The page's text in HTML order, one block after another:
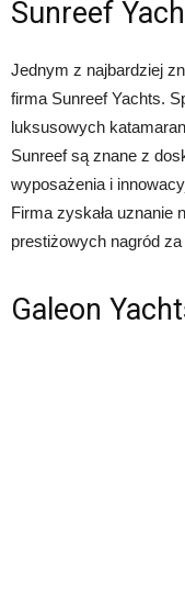
Sunreef
Jednym z najbardziej
firma Sunreef Yachts.
luksusowych
Sunreef są znane z
wyposażenia i
Firma zyskała uznanie
prestiżowych nagród
Galeon